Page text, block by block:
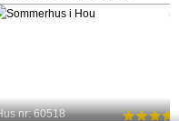
nr: 60518